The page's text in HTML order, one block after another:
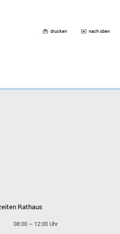
drucken nach oben
Rathaus
08:00 – 12:00 Uhr